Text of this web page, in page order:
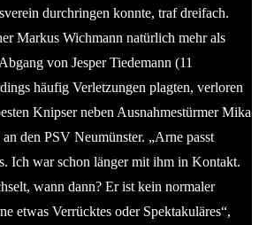
durchringen konnte, traf dreifach.
Markus Wichmann natürlich mehr als
von Jesper Tiedemann (11
häufig Verletzungen plagten, verloren
Knipser neben Ausnahmestürmer Mika
den PSV Neumünster. „Arne passt
Ich war schon länger mit ihm in Kontakt.
wann dann? Er ist kein normaler
etwas Verrücktes oder Spektakuläres“,